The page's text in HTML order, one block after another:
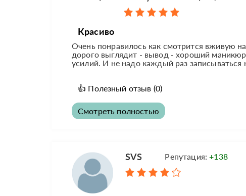
Красиво
Очень понравилось как смотрится вживую
дорого выглядит - вывод - хороший
усилий. И не надо каждый раз записываться
👍 Полезный отзыв (0)
Смотреть полностью
SVS Репутация:+138